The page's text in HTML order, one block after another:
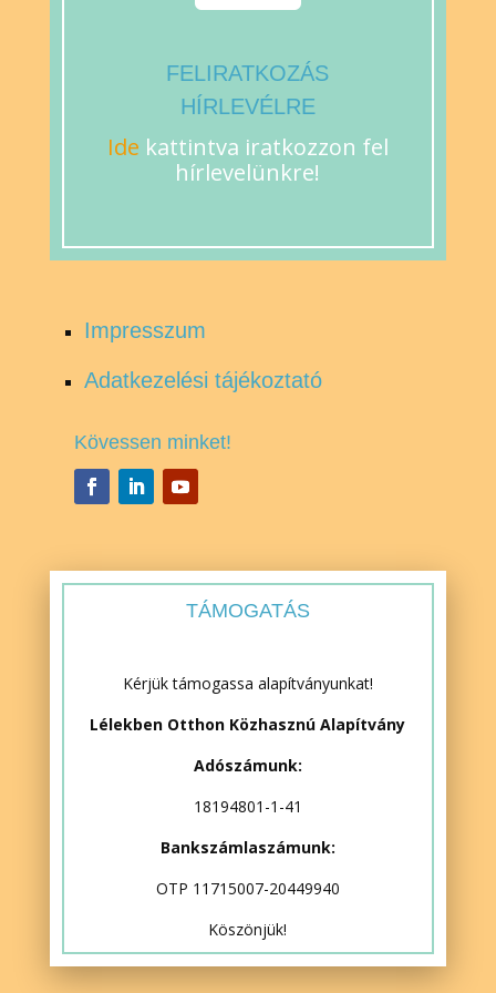
FELIRATKOZÁS
HÍRLEVÉLRE
Ide kattintva iratkozzon fel
hírlevelünkre!
Impresszum
Adatkezelési tájékoztató
Kövessen minket!
TÁMOGATÁS
Kérjük támogassa alapítványunkat!
Lélekben Otthon Közhasznú Alapítvány
Adószámunk:
18194801-1-41
Bankszámlaszámunk:
OTP 11715007-20449940
Köszönjük!